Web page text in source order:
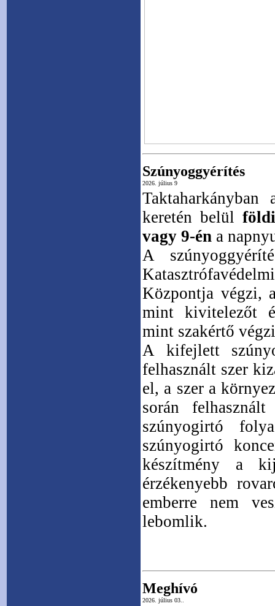
Szúnyoggyérítés
2026. július 9
Taktaharkányban
keretén belül
vagy 9-én a
A
Központja végzi,
mint kivitelezőt
mint szakértő
A kifejlett
felhasznált szer
el, a szer a
során
szúnyogirtó
szúnyogirtó
készítmény a
érzékenyebb
emberre nem
lebomlik.
Meghívó
2026. július 03..